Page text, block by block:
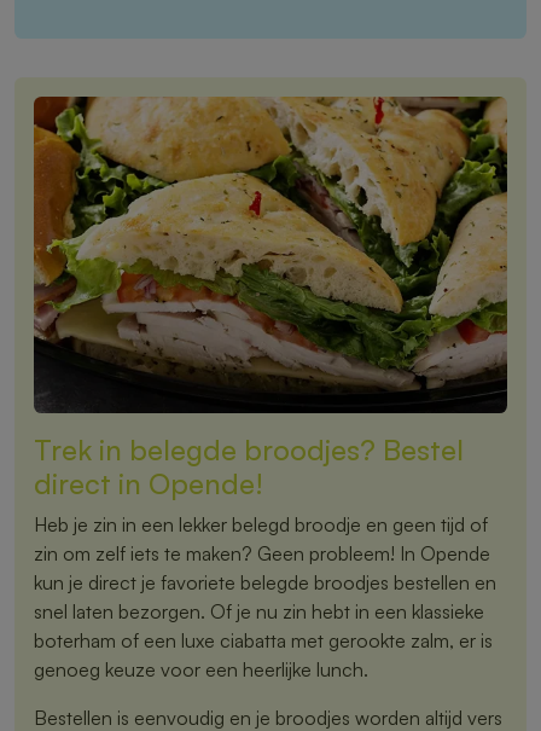
Trek in belegde broodjes? Bestel
direct in Opende!
Heb je zin in een lekker belegd broodje en geen tijd of
zin om zelf iets te maken? Geen probleem! In Opende
kun je direct je favoriete belegde broodjes bestellen en
snel laten bezorgen. Of je nu zin hebt in een klassieke
boterham of een luxe ciabatta met gerookte zalm, er is
genoeg keuze voor een heerlijke lunch.
Bestellen is eenvoudig en je broodjes worden altijd vers